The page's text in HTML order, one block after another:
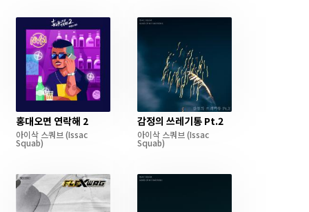
홍대오면 연락해 2
아이삭 스쿼브 (Issac
Squab)
감정의 쓰레기통 Pt.2
아이삭 스쿼브 (Issac
Squab)